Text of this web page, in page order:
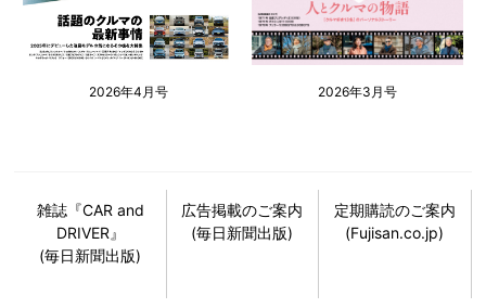
2026年4月号 2026年3月号
雑誌『CAR and
DRIVER』
(毎日新聞出版)
広告掲載のご案内
(毎日新聞出版)
定期購読のご案内
(Fujisan.co.jp)